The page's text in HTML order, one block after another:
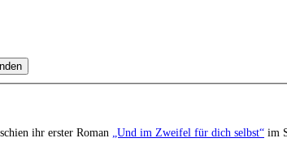
ihr erster Roman „Und im Zweifel für dich selbst“ im